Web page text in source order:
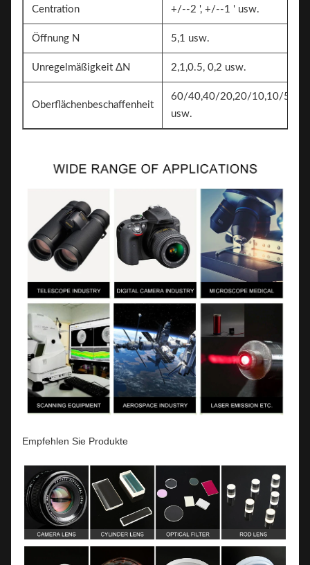
Centration +/--2 ', +/--1 ' usw.
Öffnung N 5,1 usw.
Unregelmäßigkeit ΔN 2,1,0.5, 0,2 usw.
Oberflächenbeschaffenheit
60/40,40/20,20/10,10/5
usw.
Empfehlen Sie Produkte